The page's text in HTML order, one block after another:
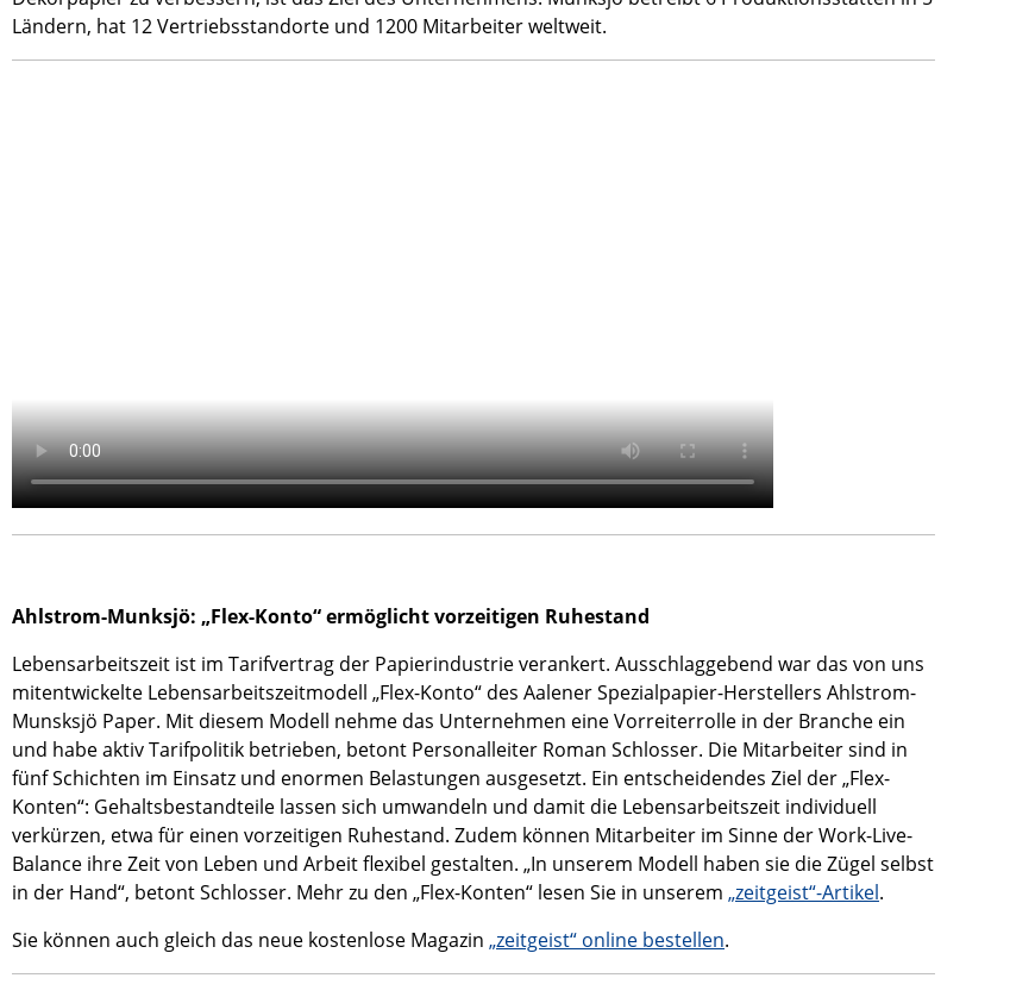
Ländern, hat 12 Vertriebsstandorte und 1200 Mitarbeiter weltweit.
Ahlstrom-Munksjö: „Flex-Konto“ ermöglicht vorzeitigen Ruhestand
Lebensarbeitszeit ist im Tarifvertrag der Papierindustrie verankert. Ausschlaggebend war das von uns
mitentwickelte Lebensarbeitszeitmodell „Flex-Konto“ des Aalener Spezialpapier-Herstellers Ahlstrom-
Munsksjö Paper. Mit diesem Modell nehme das Unternehmen eine Vorreiterrolle in der Branche ein
und habe aktiv Tarifpolitik betrieben, betont Personalleiter Roman Schlosser. Die Mitarbeiter sind in
fünf Schichten im Einsatz und enormen Belastungen ausgesetzt. Ein entscheidendes Ziel der „Flex-
Konten“: Gehaltsbestandteile lassen sich umwandeln und damit die Lebensarbeitszeit individuell
verkürzen, etwa für einen vorzeitigen Ruhestand. Zudem können Mitarbeiter im Sinne der Work-Live-
Balance ihre Zeit von Leben und Arbeit flexibel gestalten. „In unserem Modell haben sie die Zügel selbst
in der Hand“, betont Schlosser. Mehr zu den „Flex-Konten“ lesen Sie in unserem „zeitgeist“-Artikel.
Sie können auch gleich das neue kostenlose Magazin „zeitgeist“ online bestellen.